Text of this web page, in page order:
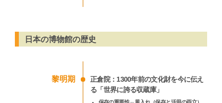
日本の博物館の歴史
黎明期
正倉院：1300年前の文化財を今に伝え
る「世界に誇る収蔵庫」